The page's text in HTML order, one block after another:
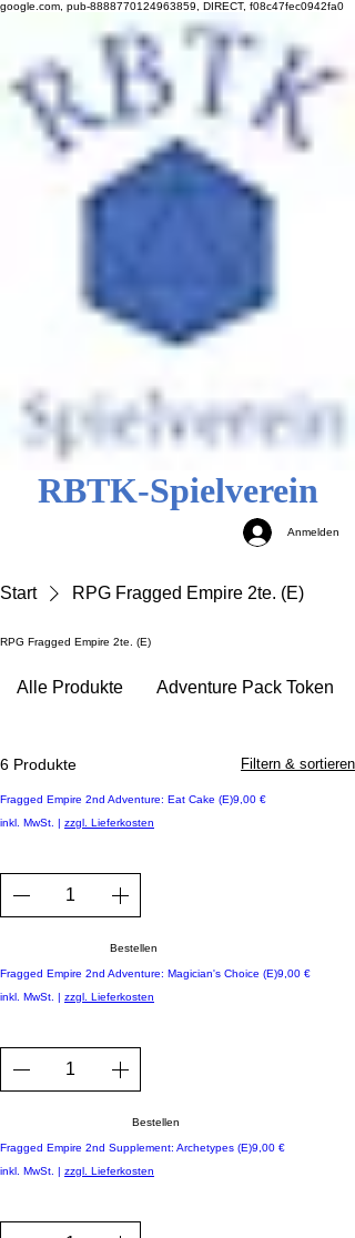
google.com, pub-8888770124963859, DIRECT, f08c47fec0942fa0
RBTK-Spielverein
Anmelden
Start RPG Fragged Empire 2te. (E)
RPG Fragged Empire 2te. (E)
Alle Produkte Adventure Pack Token
6 Produkte Filtern & sortieren
Fragged Empire 2nd Adventure: Eat Cake (E)Preis
9,00 €
inkl. MwSt. | zzgl. Lieferkosten
Bestellen
Fragged Empire 2nd Adventure: Magician's Choice (E)Preis
9,00 €
inkl. MwSt. | zzgl. Lieferkosten
Bestellen
Fragged Empire 2nd Supplement: Archetypes (E)Preis
9,00 €
inkl. MwSt. | zzgl. Lieferkosten